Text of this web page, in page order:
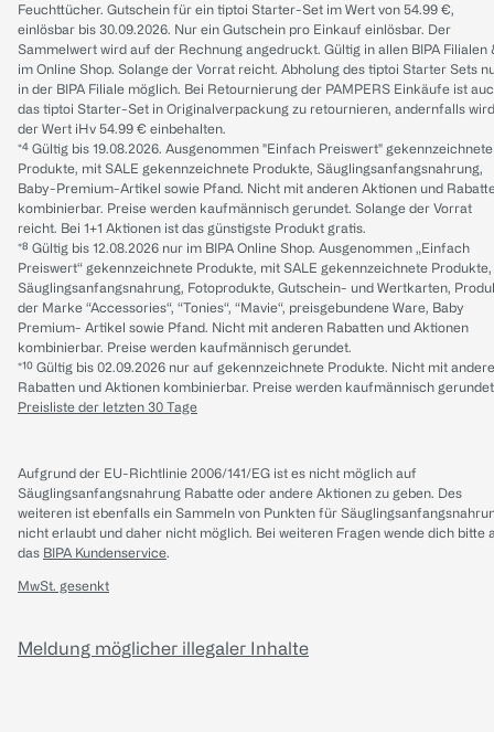
Feuchttücher. Gutschein für ein tiptoi Starter-Set im Wert von 54.99 €,
einlösbar bis 30.09.2026. Nur ein Gutschein pro Einkauf einlösbar. Der
Sammelwert wird auf der Rechnung angedruckt. Gültig in allen BIPA Filialen
im Online Shop. Solange der Vorrat reicht. Abholung des tiptoi Starter Sets
in der BIPA Filiale möglich. Bei Retournierung der PAMPERS Einkäufe ist
das tiptoi Starter-Set in Originalverpackung zu retournieren, andernfalls wird
der Wert iHv 54.99 € einbehalten.
*⁴ Gültig bis 19.08.2026. Ausgenommen "Einfach Preiswert" gekennzeichnete
Produkte, mit SALE gekennzeichnete Produkte, Säuglingsanfangsnahrung,
Baby-Premium-Artikel sowie Pfand. Nicht mit anderen Aktionen und
kombinierbar. Preise werden kaufmännisch gerundet. Solange der Vorrat
reicht. Bei 1+1 Aktionen ist das günstigste Produkt gratis.
*⁸ Gültig bis 12.08.2026 nur im BIPA Online Shop. Ausgenommen „Einfach
Preiswert“ gekennzeichnete Produkte, mit SALE gekennzeichnete Produkte,
Säuglingsanfangsnahrung, Fotoprodukte, Gutschein- und Wertkarten,
der Marke “Accessories“, “Tonies“, “Mavie“, preisgebundene Ware, Baby
Premium- Artikel sowie Pfand. Nicht mit anderen Rabatten und Aktionen
kombinierbar. Preise werden kaufmännisch gerundet.
*¹⁰ Gültig bis 02.09.2026 nur auf gekennzeichnete Produkte. Nicht mit
Rabatten und Aktionen kombinierbar. Preise werden kaufmännisch
Preisliste der letzten 30 Tage
Aufgrund der EU-Richtlinie 2006/141/EG ist es nicht möglich auf
Säuglingsanfangsnahrung Rabatte oder andere Aktionen zu geben. Des
weiteren ist ebenfalls ein Sammeln von Punkten für
nicht erlaubt und daher nicht möglich. Bei weiteren Fragen wende dich bitte
das BIPA Kundenservice.
MwSt. gesenkt
Meldung möglicher illegaler Inhalte